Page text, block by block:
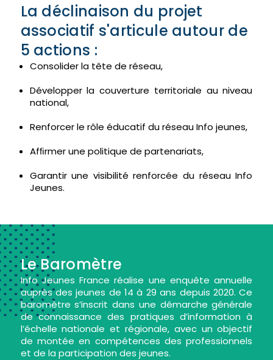
La déclinaison du projet
associatif s'articule autour de
5 actions :
Consolider la tête de réseau,
Développer la couverture territoriale au niveau
national,
Renforcer le rôle éducatif du réseau Info jeunes,
Afﬁrmer une politique de partenariats,
Garantir une visibilité renforcée du réseau Info
Jeunes.
Le Baromètre
Info Jeunes France réalise une enquête annuelle
auprès des jeunes de 14 à 29 ans depuis 2020. Ce
baromètre s’inscrit dans une démarche générale
de connaissance des pratiques d’information à
l’échelle nationale et régionale, avec un objectif
de montée en compétences des professionnels
et de la participation des jeunes.